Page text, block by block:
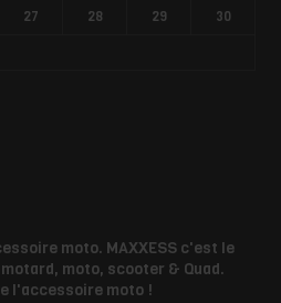
27 28 29
30
moto. MAXXESS c'est le
moto, scooter & Quad.
l'accessoire moto !